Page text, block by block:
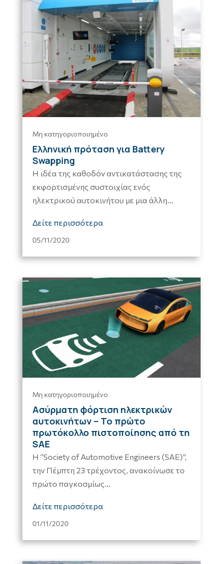
Ελληνική πρόταση για Battery
Swapping
05/11/2020
Μη κατηγοριοποιημένο
Η ιδέα της καθοδόν αντικατάστασης της
εκφορτισμένης συστοιχίας ενός
ηλεκτρικού αυτοκινήτου με μια άλλη...
Δείτε περισσότερα
Ασύρματη φόρτιση ηλεκτρικών
αυτοκινήτων – Το πρώτο
πρωτόκολλο πιστοποίησης από τη
SAE
01/11/2020
Μη κατηγοριοποιημένο
H “Society of Automotive Engineers (SAE)”,
την Πέμπτη 23 τρέχοντος, ανακοίνωσε το
πρώτο παγκοσμίως...
Δείτε περισσότερα